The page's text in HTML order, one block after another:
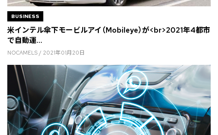
BUSINESS
米インテル傘下モービルアイ（Mobileye）が<br>2021年4都市
で自動運...
NOCAMELS / 2021年01月20日